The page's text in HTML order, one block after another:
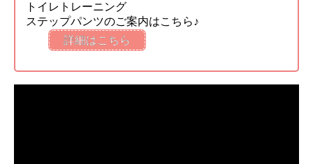
トイレトレーニング
ステップパンツのご案内はこちら♪
詳細はこちら